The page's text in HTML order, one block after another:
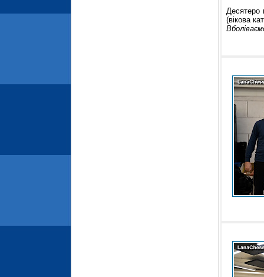
Десятеро
(вікова